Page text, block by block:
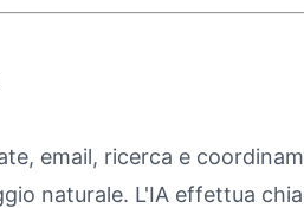
email, ricerca e
naturale. L'IA effettua